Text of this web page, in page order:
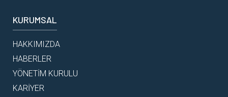
KURUMSAL
HAKKIMIZDA
HABERLER
YÖNETİM KURULU
KARİYER